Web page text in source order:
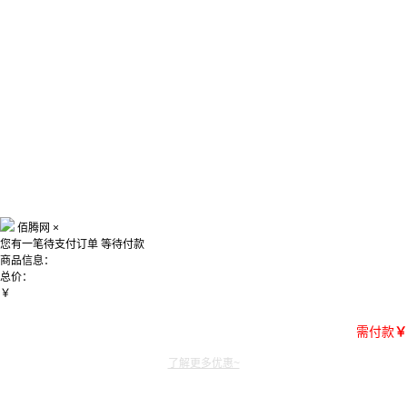
佰腾网 ×
您有一笔待支付订单 等待付款
商品信息：
总价：
￥
需付款￥
了解更多优惠~